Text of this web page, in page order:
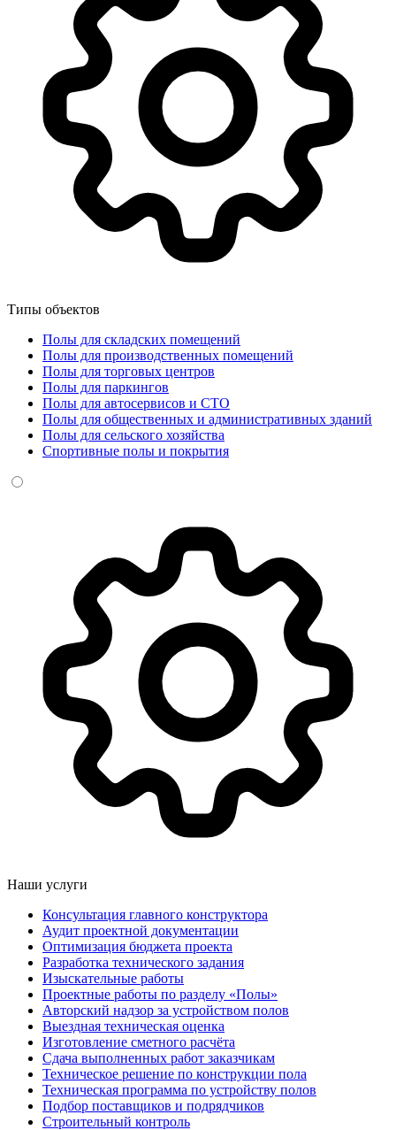
Типы объектов
Полы для складских помещений
Полы для производственных помещений
Полы для торговых центров
Полы для паркингов
Полы для автосервисов и СТО
Полы для общественных и административных зданий
Полы для сельского хозяйства
Спортивные полы и покрытия
Наши услуги
Консультация главного конструктора
Аудит проектной документации
Оптимизация бюджета проекта
Разработка технического задания
Изыскательные работы
Проектные работы по разделу «Полы»
Авторский надзор за устройством полов
Выездная техническая оценка
Изготовление сметного расчёта
Сдача выполненных работ заказчикам
Техническое решение по конструкции пола
Техническая программа по устройству полов
Подбор поставщиков и подрядчиков
Строительный контроль